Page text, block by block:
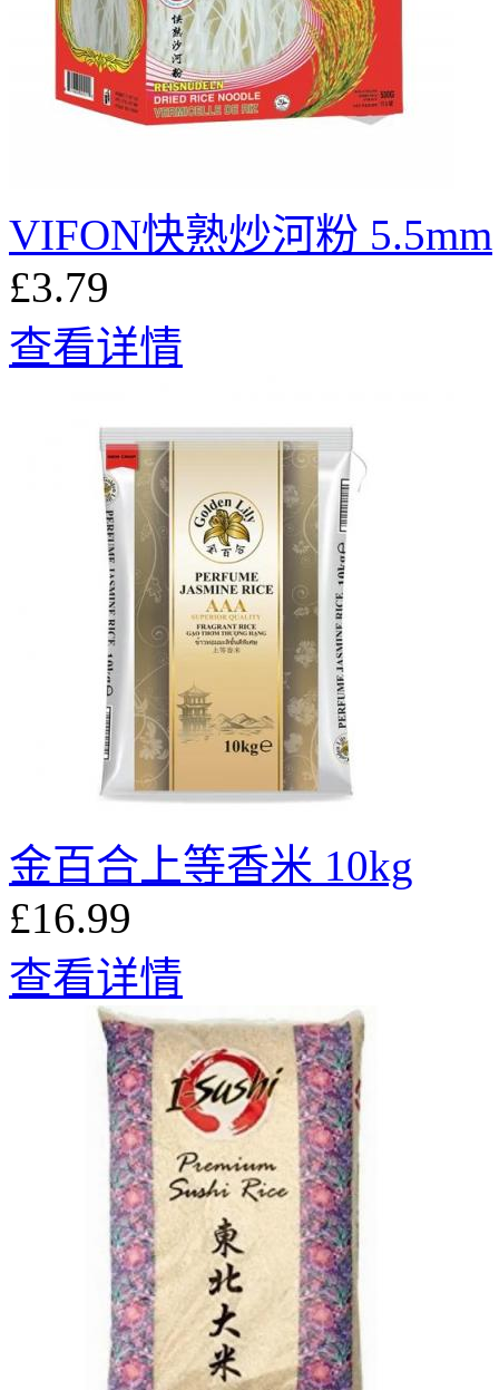
VIFON快熟炒河粉 5.5mm
£3.79
查看详情
金百合上等香米 10kg
£16.99
查看详情